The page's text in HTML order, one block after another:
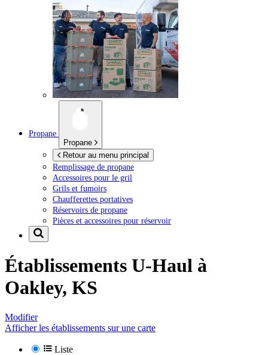
Propane
Propane
Retour au menu principal
Remplissage de propane
Accessoires pour le gril
Grils et fumoirs
Chaufferettes portatives
Réservoirs de propane
Pièces et accessoires pour réservoir
Établissements U-Haul à
Oakley, KS
Modifier
Afficher les établissements sur une carte
Liste